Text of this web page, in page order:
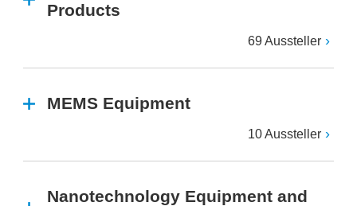
Products
69 Aussteller
MEMS Equipment
10 Aussteller
Nanotechnology Equipment and